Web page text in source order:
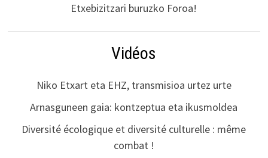
Etxebizitzari buruzko Foroa!
Vidéos
Niko Etxart eta EHZ, transmisioa urtez urte
Arnasguneen gaia: kontzeptua eta ikusmoldea
Diversité écologique et diversité culturelle : même
combat !